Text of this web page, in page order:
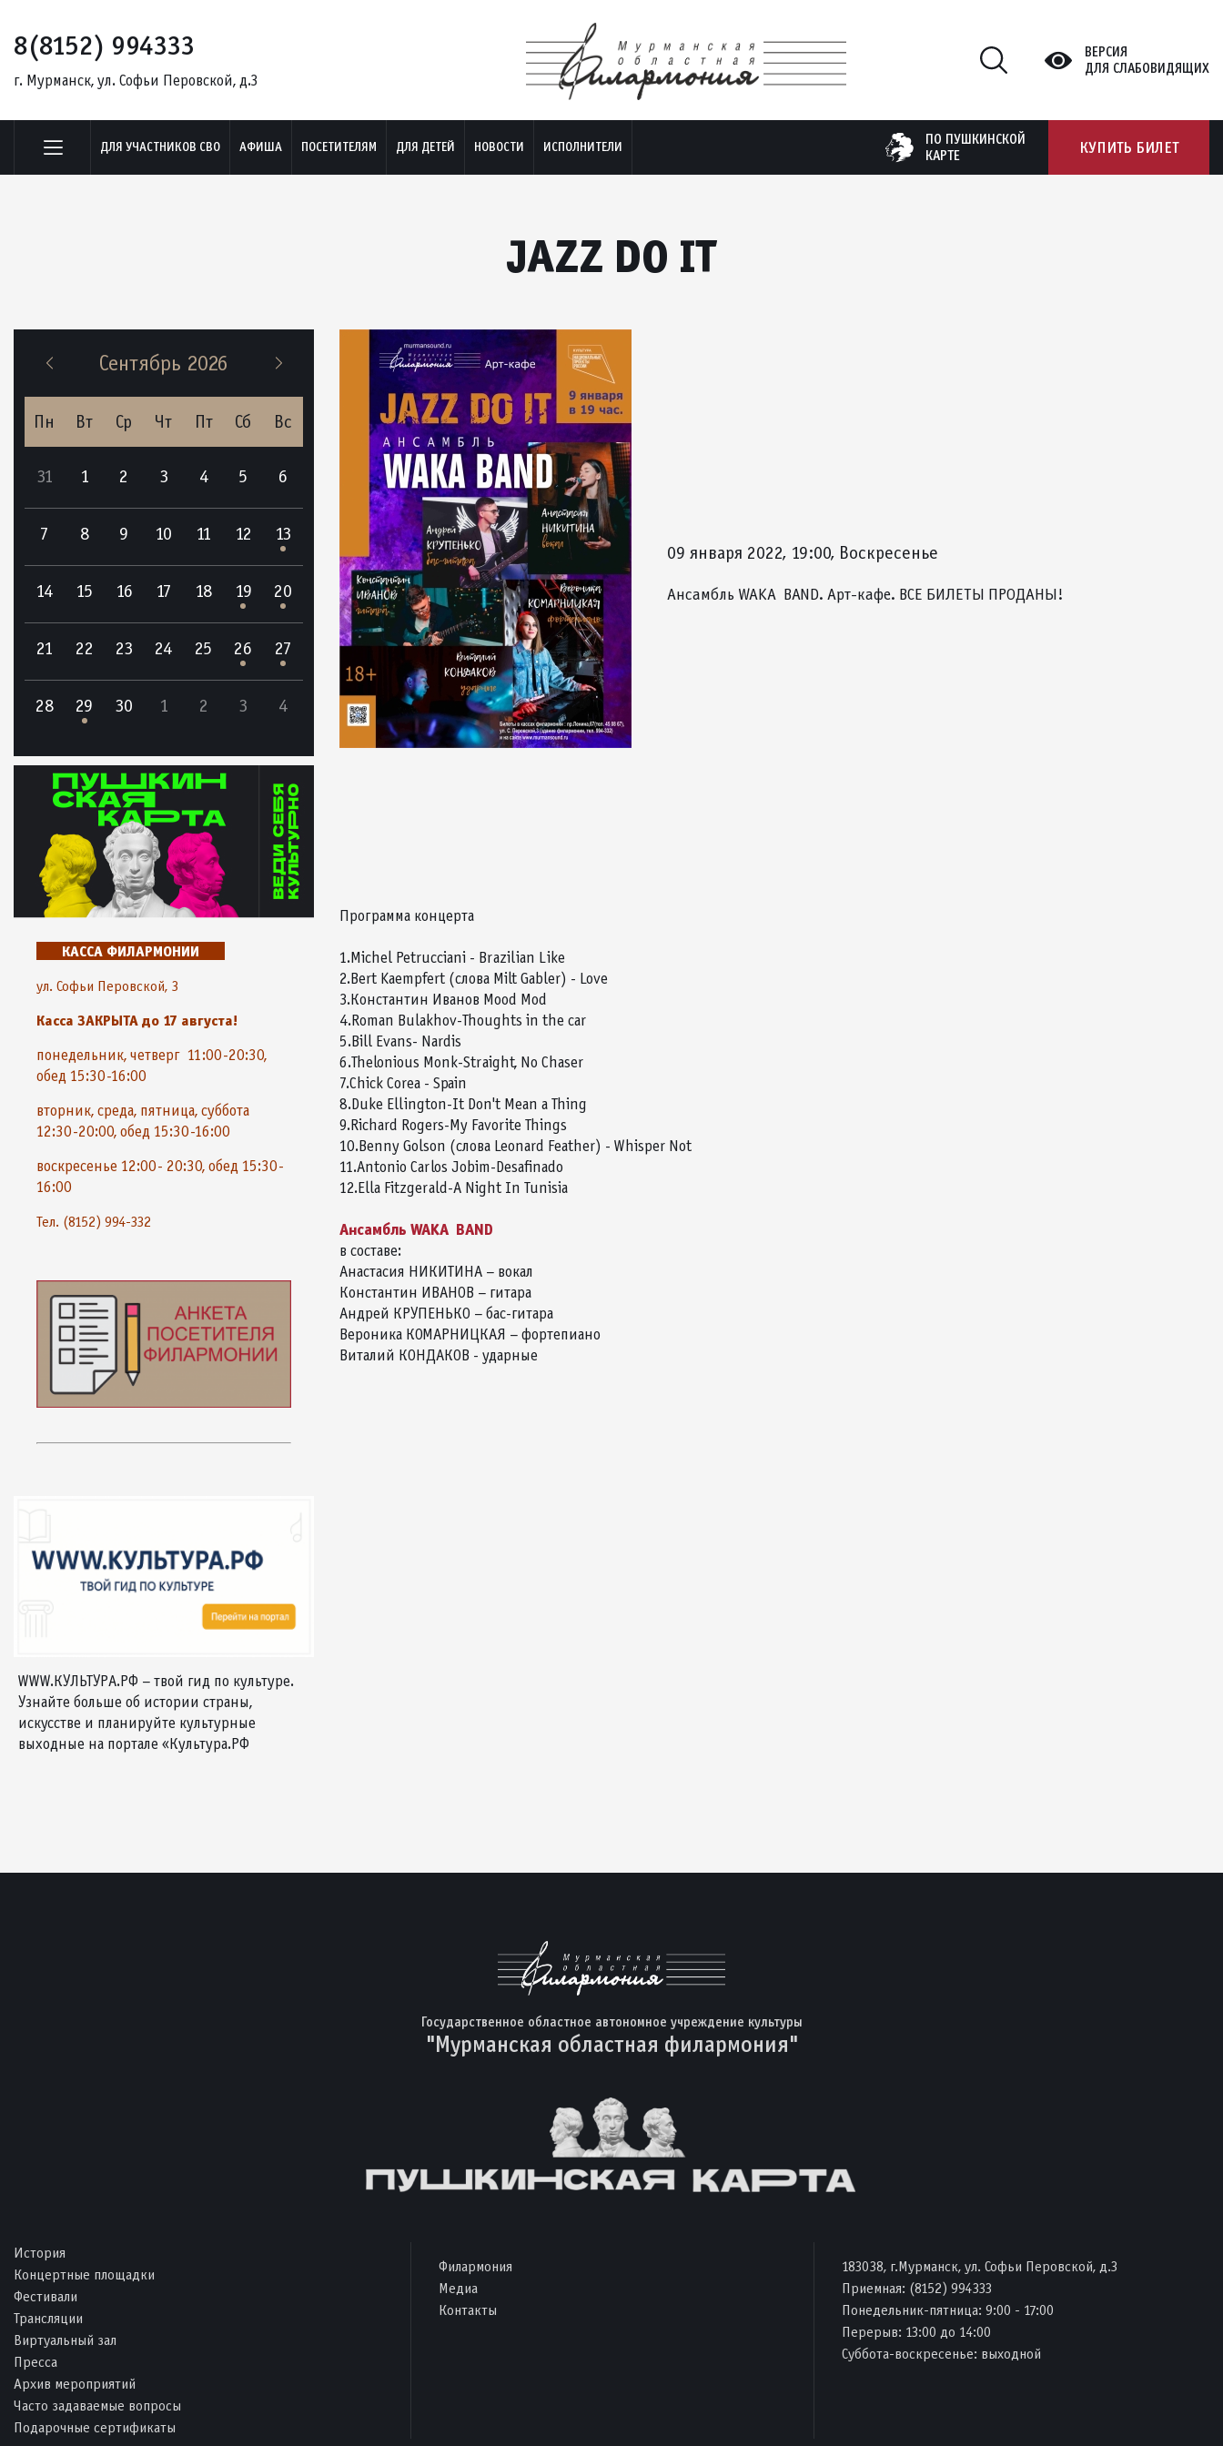
8(8152) 994333
г. Мурманск, ул. Софьи Перовской, д.3
ВЕРСИЯ
ДЛЯ СЛАБОВИДЯЩИХ
ДЛЯ УЧАСТНИКОВ СВО АФИША ПОСЕТИТЕЛЯМ ДЛЯ ДЕТЕЙ НОВОСТИ ИСПОЛНИТЕЛИ
ПО ПУШКИНСКОЙ
КАРТЕ
КУПИТЬ БИЛЕТ
JAZZ DO IT
Сентябрь 2026
Пн Вт Ср Чт Пт Сб Вс
31 1 2 3 4 5 6
7 8 9 10 11 12 13
14 15 16 17 18 19 20
21 22 23 24 25 26 27
28 29 30 1 2 3 4
КАССА ФИЛАРМОНИИ
ул. Софьи Перовской, 3
Касса ЗАКРЫТА до 17 августа!
понедельник, четверг 11:00-20:30,
обед 15:30-16:00
вторник, среда, пятница, суббота
12:30-20:00, обед 15:30-16:00
воскресенье 12:00- 20:30, обед 15:30-
16:00
Тел. (8152) 994-332
WWW.КУЛЬТУРА.РФ – твой гид по культуре.
Узнайте больше об истории страны,
искусстве и планируйте культурные
выходные на портале «Культура.РФ
09 января 2022, 19:00, Воскресенье
Ансамбль WAKA BAND. Арт-кафе. ВСЕ БИЛЕТЫ ПРОДАНЫ!
Программа концерта
1.Michel Petrucciani - Brazilian Like
2.Bert Kaempfert (слова Milt Gabler) - Love
3.Константин Иванов Mood Mod
4.Roman Bulakhov-Thoughts in the car
5.Bill Evans- Nardis
6.Thelonious Monk-Straight, No Chaser
7.Chick Corea - Spain
8.Duke Ellington-It Don't Mean a Thing
9.Richard Rogers-My Favorite Things
10.Benny Golson (слова Leonard Feather) - Whisper Not
11.Antonio Carlos Jobim-Desafinado
12.Ella Fitzgerald-A Night In Tunisia
Ансамбль WAKA BAND
в составе:
Анастасия НИКИТИНА – вокал
Константин ИВАНОВ – гитара
Андрей КРУПЕНЬКО – бас-гитара
Вероника КОМАРНИЦКАЯ – фортепиано
Виталий КОНДАКОВ - ударные
Государственное областное автономное учреждение культуры
"Мурманская областная филармония"
История
Концертные площадки
Фестивали
Трансляции
Виртуальный зал
Пресса
Архив мероприятий
Часто задаваемые вопросы
Подарочные сертификаты
Филармония
Медиа
Контакты
183038, г.Мурманск, ул. Софьи Перовской, д.3
Приемная: (8152) 994333
Понедельник-пятница: 9:00 - 17:00
Перерыв: 13:00 до 14:00
Суббота-воскресенье: выходной